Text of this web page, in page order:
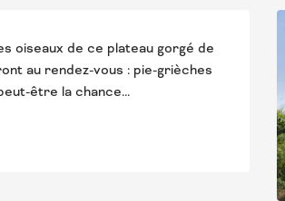
oiseaux de ce plateau gorgé de
au rendez-vous : pie-grièches
être la chance...